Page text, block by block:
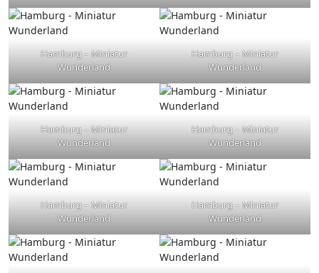
Hamburg – Miniatur
Wunderland
Hamburg – Miniatur
Wunderland
Hamburg – Miniatur
Wunderland
Hamburg – Miniatur
Wunderland
Hamburg – Miniatur
Wunderland
Hamburg – Miniatur
Wunderland